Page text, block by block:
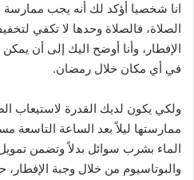
انا شخصيا أؤكد لك أنه يجب ممارسة
الصلاة، فالصلاة وحدها لا تكفي
الإفطار، وأنا أوضح اليك إلى أن
في أي مكان خلال رمضان.
ولكي يكون لديك القدرة لاستيعاب
ممارستها ليلاً بعد الساعة التاسعة
الماء بشرب سوائل بدلاً وتضمن
والبوتاسيوم من خلال وجبة